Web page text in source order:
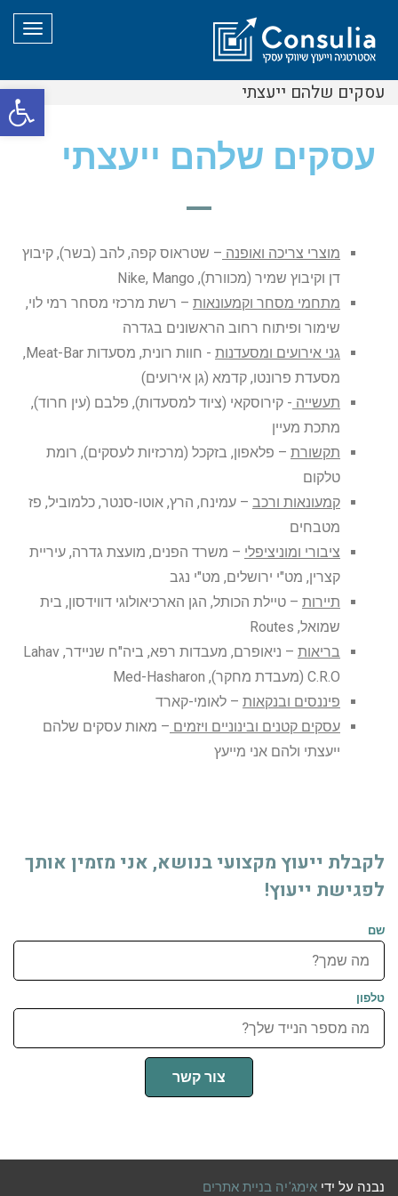
עסקים שלהם ייעצתי
עסקים שלהם ייעצתי
מוצרי צריכה ואופנה – שטראוס קפה, להב (בשר), קיבוץ
דן וקיבוץ שמיר (מכוורת), Nike, Mango
מתחמי מסחר וקמעונאות – רשת מרכזי מסחר רמי לוי,
שימור ופיתוח רחוב הראשונים בגדרה
גני אירועים ומסעדנות
- חוות רונית, מסעדות Meat-Bar,
מסעדת פרונטו, קדמא (גן אירועים)
תעשייה - קירוסקאי (ציוד למסעדות), פלבם (עין חרוד),
מתכת מעיין
תקשורת – פלאפון, בזקכל (מרכזיות לעסקים), רומת
טלקום
קמעונאות ורכב – עמינח, הרץ, אוטו-סנטר, כלמוביל, פז
מטבחים
ציבורי ומוניציפלי – משרד הפנים, מועצת גדרה, עיריית
קצרין, מט"י ירושלים, מט"י נגב
תיירות – טיילת הכותל, הגן הארכיאולוגי דווידסון, בית
שמואל, Routes
בריאות
– ניאופרם, מעבדות רפא, ביה"ח שניידר, Lahav
C.R.O (מעבדת מחקר), Med-Hasharon
פיננסים ובנקאות – לאומי-קארד
עסקים קטנים ובינוניים ויזמים – מאות עסקים שלהם
ייעצתי ולהם אני מייעץ
לקבלת ייעוץ מקצועי בנושא, אני מזמין אותך
לפגישת ייעוץ!
שם
טלפון
צור קשר
נבנה על ידי אימג'יה בניית אתרים